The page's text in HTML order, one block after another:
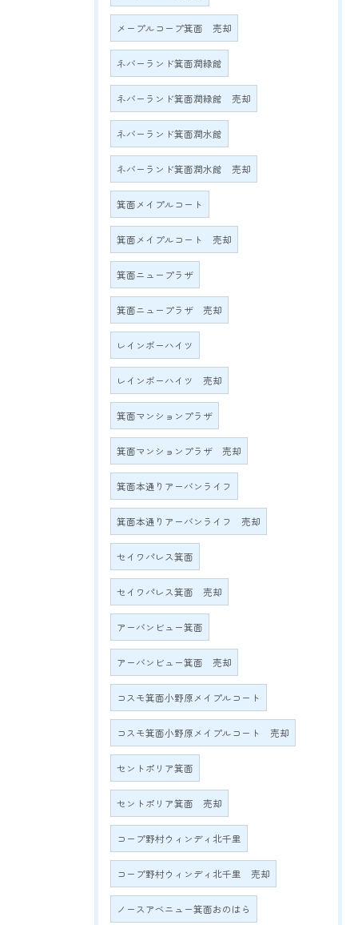
メープルコープ箕面 売却
ネバーランド箕面潤緑館
ネバーランド箕面潤緑館 売却
ネバーランド箕面潤水館
ネバーランド箕面潤水館 売却
箕面メイプルコート
箕面メイプルコート 売却
箕面ニュープラザ
箕面ニュープラザ 売却
レインボーハイツ
レインボーハイツ 売却
箕面マンションプラザ
箕面マンションプラザ 売却
箕面本通りアーバンライフ
箕面本通りアーバンライフ 売却
セイワパレス箕面
セイワパレス箕面 売却
アーバンビュー箕面
アーバンビュー箕面 売却
コスモ箕面小野原メイプルコート
コスモ箕面小野原メイプルコート 売却
セントポリア箕面
セントポリア箕面 売却
コープ野村ウィンディ北千里
コープ野村ウィンディ北千里 売却
ノースアベニュー箕面おのはら